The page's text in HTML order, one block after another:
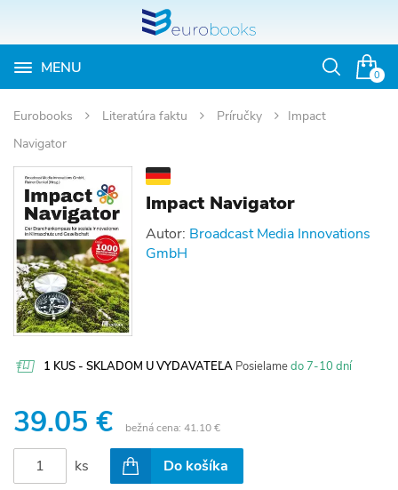
0
MENU
Otvoriť
Eurobooks Literatúra faktu Príručky
Impact
Navigator
Impact Navigator
Autor: Broadcast Media Innovations
GmbH
1 KUS - SKLADOM U VYDAVATEĽA Posielamedo 7-10 dní
39.05 € bežná cena: 41.10 €
ks Do košíka